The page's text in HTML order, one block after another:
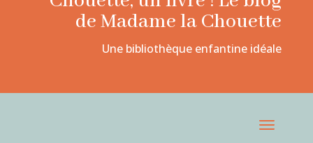
de Madame la Chouette
Une bibliothèque enfantine idéale